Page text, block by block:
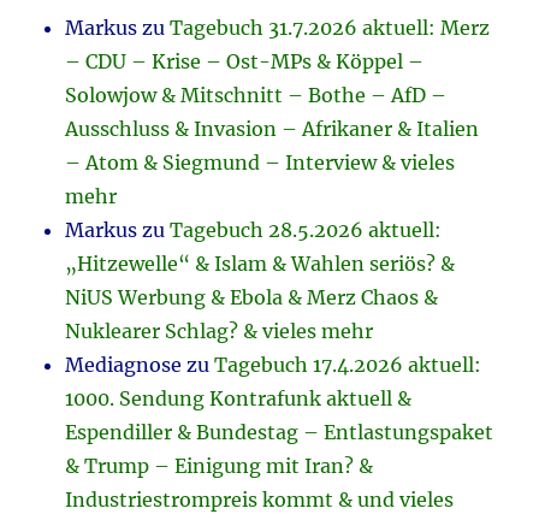
Markus zuTagebuch 31.7.2026 aktuell: Merz
– CDU – Krise – Ost-MPs & Köppel –
Solowjow & Mitschnitt – Bothe – AfD –
Ausschluss & Invasion – Afrikaner & Italien
– Atom & Siegmund – Interview & vieles
mehr
Markus zuTagebuch 28.5.2026 aktuell:
„Hitzewelle“ & Islam & Wahlen seriös? &
NiUS Werbung & Ebola & Merz Chaos &
Nuklearer Schlag? & vieles mehr
Mediagnose zuTagebuch 17.4.2026 aktuell:
1000. Sendung Kontrafunk aktuell &
Espendiller & Bundestag – Entlastungspaket
& Trump – Einigung mit Iran? &
Industriestrompreis kommt & und vieles